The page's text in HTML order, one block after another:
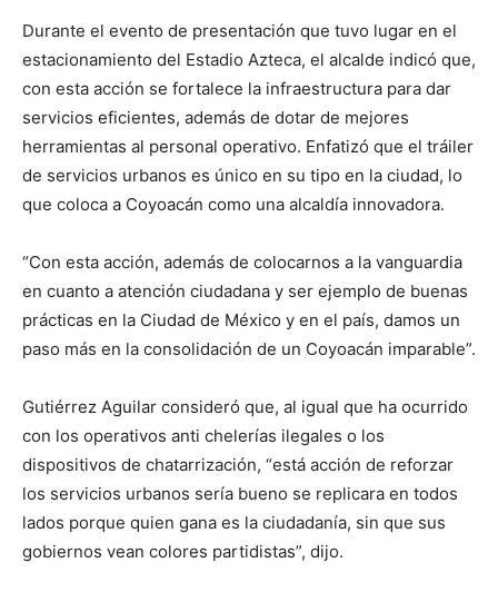
Durante el evento de presentación que tuvo lugar en el
estacionamiento del Estadio Azteca, el alcalde indicó que,
con esta acción se fortalece la infraestructura para dar
servicios eficientes, además de dotar de mejores
herramientas al personal operativo. Enfatizó que el tráiler
de servicios urbanos es único en su tipo en la ciudad, lo
que coloca a Coyoacán como una alcaldía innovadora.
“Con esta acción, además de colocarnos a la vanguardia
en cuanto a atención ciudadana y ser ejemplo de buenas
prácticas en la Ciudad de México y en el país, damos un
paso más en la consolidación de un Coyoacán imparable”.
Gutiérrez Aguilar consideró que, al igual que ha ocurrido
con los operativos anti chelerías ilegales o los
dispositivos de chatarrización, “está acción de reforzar
los servicios urbanos sería bueno se replicara en todos
lados porque quien gana es la ciudadanía, sin que sus
gobiernos vean colores partidistas”, dijo.